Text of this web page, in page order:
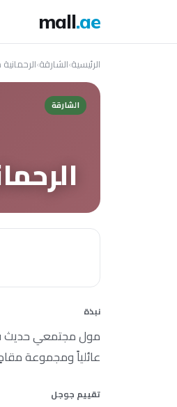
mall.ae
الرئيسية›الشارقة›
الشارقة
نبذة
مول مجتمعي حديث في
عائلياً ومجموعة
تقييم جوجل